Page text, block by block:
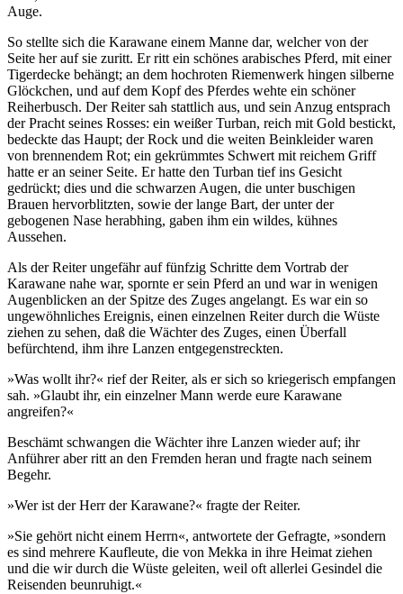
Auge.
So stellte sich die Karawane einem Manne dar, welcher von der
Seite her auf sie zuritt. Er ritt ein schönes arabisches Pferd, mit einer
Tigerdecke behängt; an dem hochroten Riemenwerk hingen silberne
Glöckchen, und auf dem Kopf des Pferdes wehte ein schöner
Reiherbusch. Der Reiter sah stattlich aus, und sein Anzug entsprach
der Pracht seines Rosses: ein weißer Turban, reich mit Gold bestickt,
bedeckte das Haupt; der Rock und die weiten Beinkleider waren
von brennendem Rot; ein gekrümmtes Schwert mit reichem Griff
hatte er an seiner Seite. Er hatte den Turban tief ins Gesicht
gedrückt; dies und die schwarzen Augen, die unter buschigen
Brauen hervorblitzten, sowie der lange Bart, der unter der
gebogenen Nase herabhing, gaben ihm ein wildes, kühnes
Aussehen.
Als der Reiter ungefähr auf fünfzig Schritte dem Vortrab der
Karawane nahe war, spornte er sein Pferd an und war in wenigen
Augenblicken an der Spitze des Zuges angelangt. Es war ein so
ungewöhnliches Ereignis, einen einzelnen Reiter durch die Wüste
ziehen zu sehen, daß die Wächter des Zuges, einen Überfall
befürchtend, ihm ihre Lanzen entgegenstreckten.
»Was wollt ihr?« rief der Reiter, als er sich so kriegerisch empfangen
sah. »Glaubt ihr, ein einzelner Mann werde eure Karawane
angreifen?«
Beschämt schwangen die Wächter ihre Lanzen wieder auf; ihr
Anführer aber ritt an den Fremden heran und fragte nach seinem
Begehr.
»Wer ist der Herr der Karawane?« fragte der Reiter.
»Sie gehört nicht einem Herrn«, antwortete der Gefragte, »sondern
es sind mehrere Kaufleute, die von Mekka in ihre Heimat ziehen
und die wir durch die Wüste geleiten, weil oft allerlei Gesindel die
Reisenden beunruhigt.«